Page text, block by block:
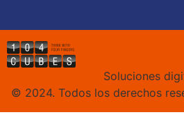
Soluciones
© 2024. Todos los derechos